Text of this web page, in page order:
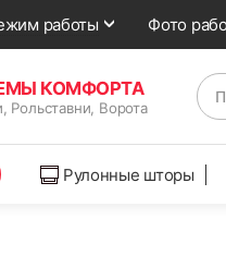
работы Фото
КОМФОРТА
Рольставни, Ворота
Рулонные шторы